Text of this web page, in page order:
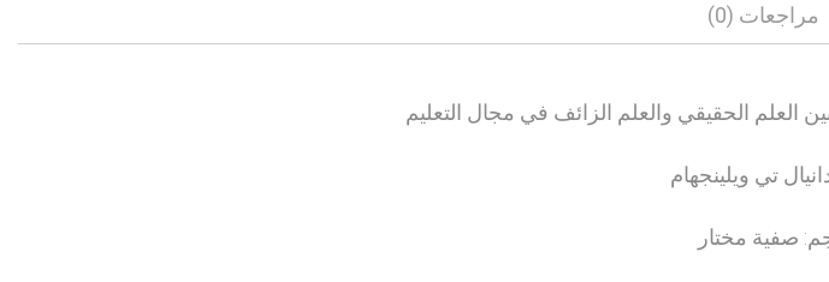
مراجعات (0)
العلم الحقيقي والعلم الزائف في مجال التعليم
تي ويلينجهام
صفية مختار